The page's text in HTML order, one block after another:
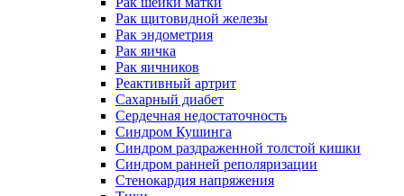
Рак щитовидной железы
Рак эндометрия
Рак яичка
Рак яичников
Реактивный артрит
Сахарный диабет
Сердечная недостаточность
Синдром Кушинга
Синдром раздраженной толстой кишки
Синдром ранней реполяризации
Стенокардия напряжения